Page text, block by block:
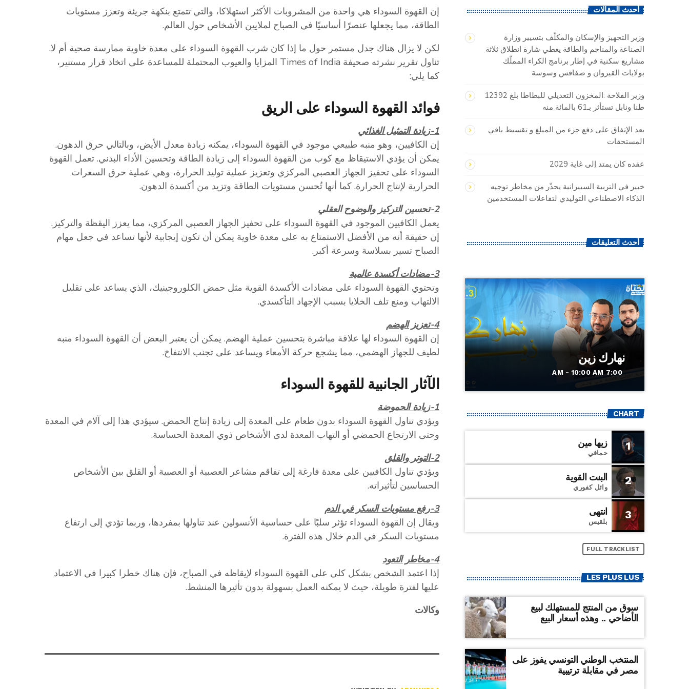
إن القهوة السوداء هي واحدة من المشروبات الأكثر استهلاكا، والتي تتمتع بنكهة جريئة وتعزز مستويات
الطاقة، مما يجعلها عنصرًا أساسيًا في الصباح لملايين الأشخاص حول العالم.
لكن لا يزال هناك جدل مستمر حول ما إذا كان شرب القهوة السوداء على معدة خاوية ممارسة صحية أم لا.
تناول تقرير نشرته صحيفة Times of India المزايا والعيوب المحتملة للمساعدة على اتخاذ قرار مستنير،
كما يلي:
فوائد القهوة السوداء على الريق
1-زيادة التمثيل الغذائي
إن الكافيين، وهو منبه طبيعي موجود في القهوة السوداء، يمكنه زيادة معدل الأيض، وبالتالي حرق الدهون.
يمكن أن يؤدي الاستيقاظ مع كوب من القهوة السوداء إلى زيادة الطاقة وتحسين الأداء البدني. تعمل القهوة
السوداء على تحفيز الجهاز العصبي المركزي وتعزيز عملية توليد الحرارة، وهي عملية حرق السعرات
الحرارية لإنتاج الحرارة. كما أنها تُحسن مستويات الطاقة وتزيد من أكسدة الدهون.
2-تحسين التركيز والوضوح العقلي
يعمل الكافيين الموجود في القهوة السوداء على تحفيز الجهاز العصبي المركزي، مما يعزز اليقظة والتركيز.
إن حقيقة أنه من الأفضل الاستمتاع به على معدة خاوية يمكن أن تكون إيجابية لأنها تساعد في جعل مهام
الصباح تسير بسلاسة وسرعة أكبر.
3-مضادات أكسدة عالمية
وتحتوي القهوة السوداء على مضادات الأكسدة القوية مثل حمض الكلوروجينيك، الذي يساعد على تقليل
الالتهاب ومنع تلف الخلايا بسبب الإجهاد التأكسدي.
4-تعزيز الهضم
إن القهوة السوداء لها علاقة مباشرة بتحسين عملية الهضم. يمكن أن يعتبر البعض أن القهوة السوداء منبه
لطيف للجهاز الهضمي، مما يشجع حركة الأمعاء ويساعد على تجنب الانتفاخ.
الآثار الجانبية للقهوة السوداء
1-زيادة الحموضة
ويؤدي تناول القهوة السوداء بدون طعام على المعدة إلى زيادة إنتاج الحمض. سيؤدي هذا إلى آلام في المعدة
وحتى الارتجاع الحمضي أو التهاب المعدة لدى الأشخاص ذوي المعدة الحساسة.
2-التوتر والقلق
ويؤدي تناول الكافيين على معدة فارغة إلى تفاقم مشاعر العصبية أو العصبية أو القلق بين الأشخاص
الحساسين لتأثيراته.
3-رفع مستويات السكر في الدم
ويقال إن القهوة السوداء تؤثر سلبًا على حساسية الأنسولين عند تناولها بمفردها، وربما تؤدي إلى ارتفاع
مستويات السكر في الدم خلال هذه الفترة.
4-مخاطر التعود
إذا اعتمد الشخص بشكل كلي على القهوة السوداء لإيقاظه في الصباح، فإن هناك خطرا كبيرا في الاعتماد
عليها لفترة طويلة، حيث لا يمكنه العمل بسهولة بدون تأثيرها المنشط.
وكالات
أحدث المقالات
وزير التجهيز والإسكان والمكلّف بتسيير وزارة
الصناعة والمناجم والطاقة يعطي شارة انطلاق ثلاثة
مشاريع سكنية في إطار برنامج الكراء المملّك
بولايات القيروان و صفاقس وسوسة
وزير الفلاحة :المخزون التعديلي للبطاطا بلغ 12392
طنا ونابل تستأثر بـ61 بالمائة منه
بعد الإتفاق على دفع جزء من المبلغ و تقسيط باقي
المستحقات
عقده كان يمتد إلى غاية 2029
خبير في التربية السيبرانية يحذّر من مخاطر توجيه
الذكاء الاصطناعي التوليدي لتفاعلات المستخدمين
أحدث التعليقات
نهارك زين
7:00 AM - 10:00 AM
CHART
1 زيها مين
حماقي
2 البنت القوية
وائل كفوري
3 انتهى
بلقيس
FULL TRACKLIST
LES PLUS LUS
سوق من المنتج للمستهلك لبيع
الأضاحي .. وهذه أسعار البيع
المنتخب الوطني التونسي يفوز على
مصر في مقابلة ترتيبية